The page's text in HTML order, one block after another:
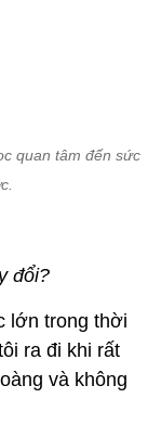
quan tâm đến sức
đổi?
lớn trong thời
ra đi khi rất
và không